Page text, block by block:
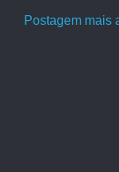
Postagem mais